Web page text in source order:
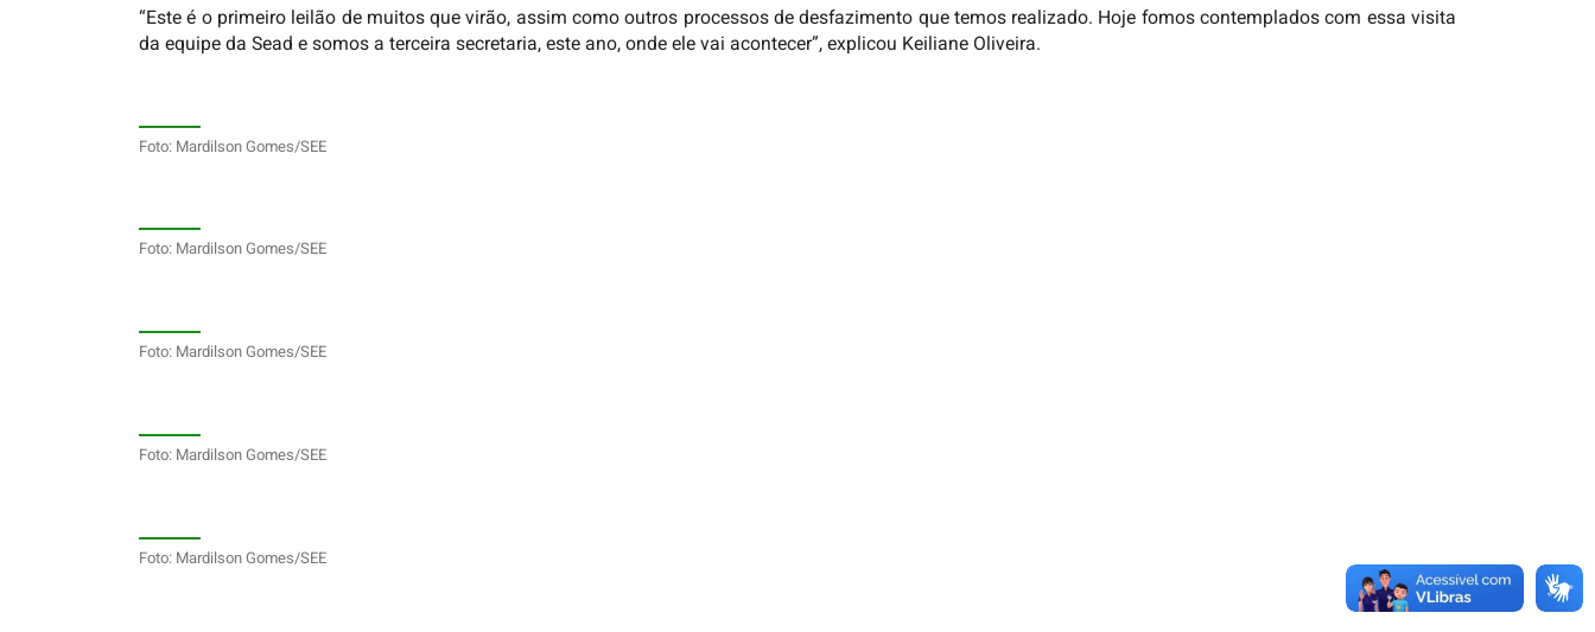
“Este é o primeiro leilão de muitos que virão, assim como outros processos de desfazimento que temos realizado. Hoje fomos contemplados com essa visita
da equipe da Sead e somos a terceira secretaria, este ano, onde ele vai acontecer”, explicou Keiliane Oliveira.
Foto: Mardilson Gomes/SEE
Foto: Mardilson Gomes/SEE
Foto: Mardilson Gomes/SEE
Foto: Mardilson Gomes/SEE
Foto: Mardilson Gomes/SEE